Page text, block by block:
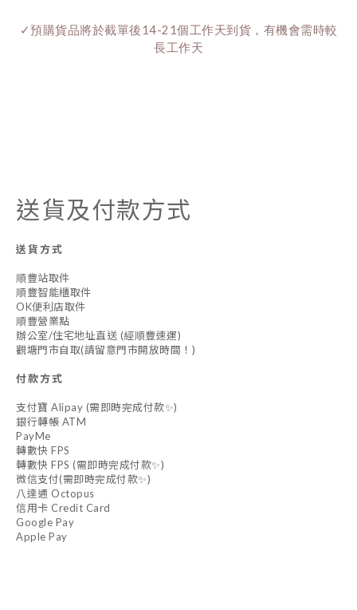
✓預購貨品將於截單後14-21個工作天到貨，有機會需時較
長工作天
送貨及付款方式
送貨方式
順豐站取件
順豐智能櫃取件
OK便利店取件
順豐營業點
辦公室/住宅地址直送 (經順豐速運)
觀塘門市自取(請留意門市開放時間！)
付款方式
支付寶 Alipay (需即時完成付款✨)
銀行轉帳 ATM
PayMe
轉數快 FPS
轉數快 FPS (需即時完成付款✨)
微信支付(需即時完成付款✨)
八達通 Octopus
信用卡 Credit Card
Google Pay
Apple Pay